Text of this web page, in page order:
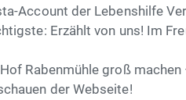
Account der Lebenshilfe
Erzählt von uns! Im
Rabenmühle groß
der Webseite!